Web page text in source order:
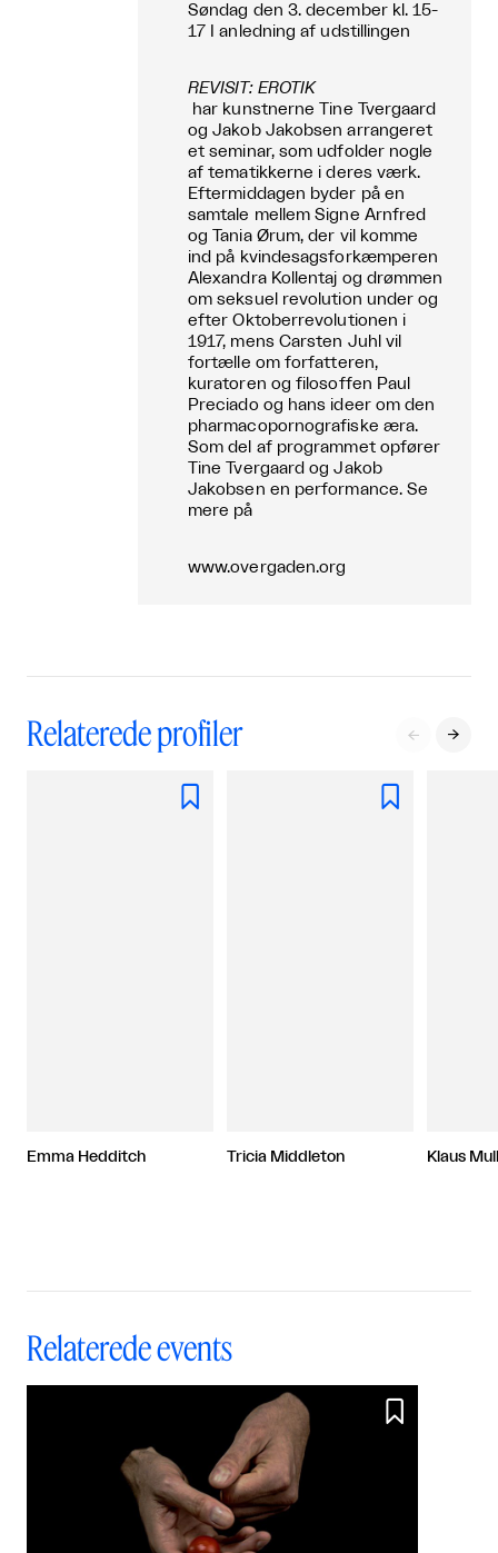
Søndag den 3. december kl. 15-
17 I anledning af udstillingen
REVISIT: EROTIK
har kunstnerne Tine Tvergaard
og Jakob Jakobsen arrangeret
et seminar, som udfolder nogle
af tematikkerne i deres værk.
Eftermiddagen byder på en
samtale mellem Signe Arnfred
og Tania Ørum, der vil komme
ind på kvindesagsforkæmperen
Alexandra Kollentaj og drømmen
om seksuel revolution under og
efter Oktoberrevolutionen i
1917, mens Carsten Juhl vil
fortælle om forfatteren,
kuratoren og filosoffen Paul
Preciado og hans ideer om den
pharmacopornografiske æra.
Som del af programmet opfører
Tine Tvergaard og Jakob
Jakobsen en performance. Se
mere på
www.overgaden.org
Relaterede profiler  

Emma Hedditch

Tricia Middleton Klaus
Relaterede events
